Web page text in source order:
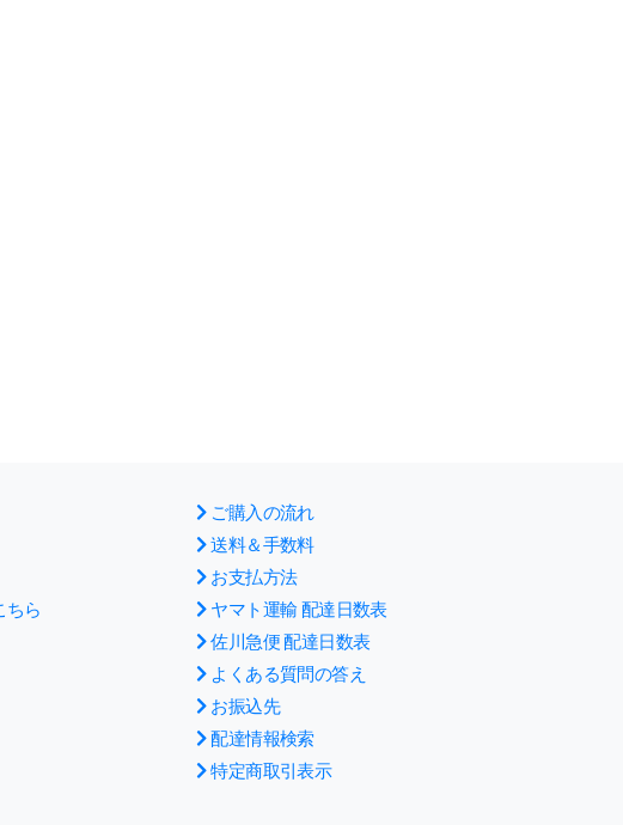
ちら
ご購入の流れ
送料＆手数料
お支払方法
ヤマト運輸 配達日数表
佐川急便 配達日数表
よくある質問の答え
お振込先
配達情報検索
特定商取引表示